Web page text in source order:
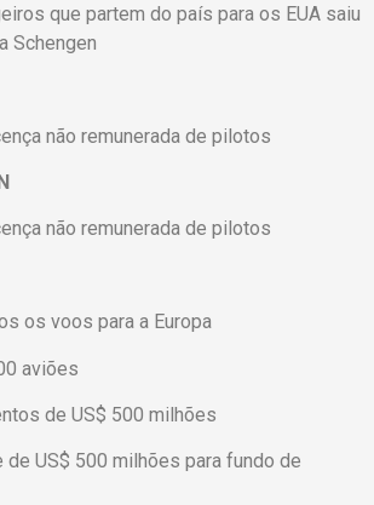
que partem do país para os EUA saiu
Schengen
não remunerada de pilotos
não remunerada de pilotos
os voos para a Europa
aviões
de US$ 500 milhões
US$ 500 milhões para fundo de